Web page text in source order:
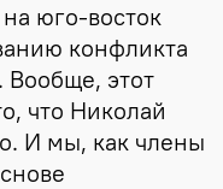
юго-восток
конфликта
этот
что Николай
И мы, как члены